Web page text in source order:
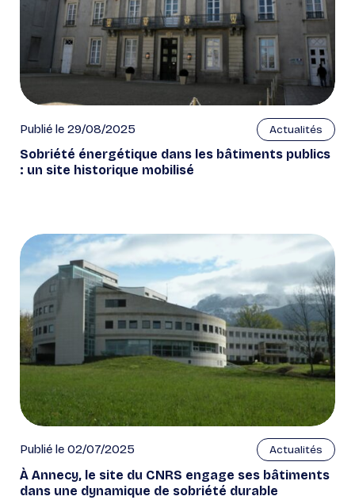
Publié le 29/08/2025 Actualités
Sobriété énergétique dans les bâtiments publics
: un site historique mobilisé
Publié le 02/07/2025 Actualités
À Annecy, le site du CNRS engage ses bâtiments
dans une dynamique de sobriété durable